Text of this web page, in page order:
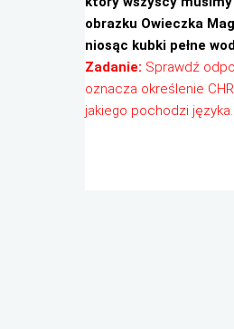
obrazku Owieczka
niosąc kubki pełne
Zadanie: Sprawdź
oznacza określenie
jakiego pochodzi języka.